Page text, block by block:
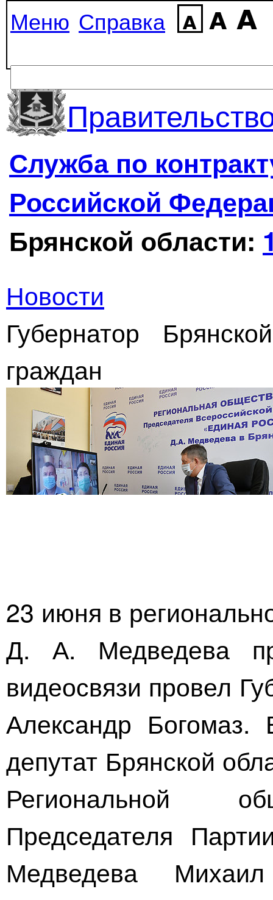
Меню Справка
Служба по
Российской
Брянской области:
Новости
Губернатор
граждан
23 июня в
Д. А. Медведева
видеосвязи провел
Александр
депутат Брянской
Региональной
Председателя
Медведева Михаил